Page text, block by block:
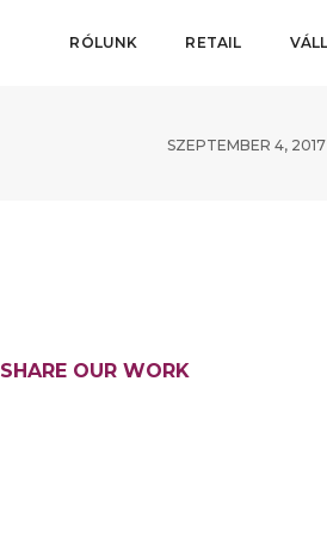
RÓLUNK RETAIL
SZEPTEMBER 4, 2017
SHARE OUR WORK